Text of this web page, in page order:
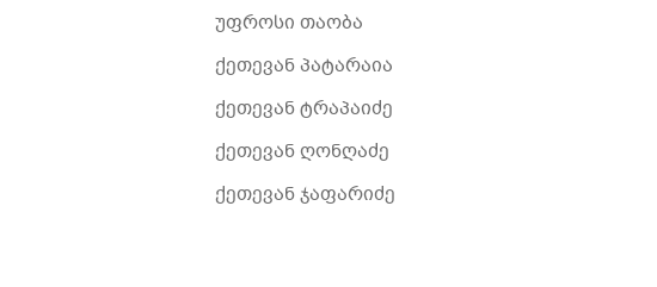
უფროსი თაობა
ქეთევან პატარაია
ქეთევან ტრაპაიძე
ქეთევან ღონღაძე
ქეთევან ჯაფარიძე